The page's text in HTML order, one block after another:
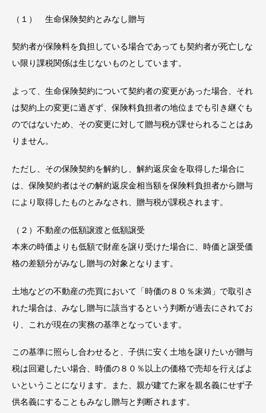
（１） 生命保険契約とみなし贈与
契約者が保険料を負担している場合であっても契約者が死亡しな
い限り課税関係は生じないものとしています。
よって、生命保険契約について契約者の変更があった場合、それ
は契約上の変更に過ぎず、保険料負担者の地位までも引き継ぐも
のではないため、その変更に対して贈与税が課せられることはあ
りません。
ただし、その保険契約を解約し、解約返戻金を取得した場合に
は、保険契約者はその解約返戻金相当額を保険料負担者から贈与
により取得したものとみなされ、贈与税が課税されます。
（２）不動産の低額譲渡と低額譲受
本来の時価よりも低額で財産を譲り受けた場合に、時価と譲受価
格の差額分がみなし贈与の対象となります。
土地などの不動産の売買において「時価の８０％未満」で取引さ
れた場合は、みなし贈与に該当するという判断が過去にされてお
り、これが現在の実務の基準となっています。
この基準に照らし合わせると、子供に安く土地を譲りたいが贈与
税は回避したい場合、時価の８０％以上の価格で売却を行えばよ
いということになります。また、親が建てた家を親名義にせず子
供名義にすることもみなし贈与と判断されます。